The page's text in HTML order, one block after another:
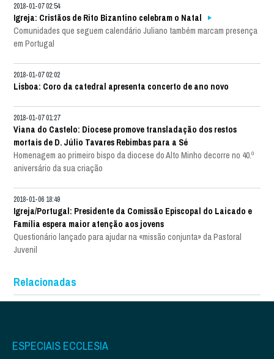
2018-01-07 02:54
Igreja: Cristãos de Rito Bizantino celebram o Natal
Comunidades que seguem calendário Juliano também marcam presença
em Portugal
2018-01-07 02:02
Lisboa: Coro da catedral apresenta concerto de ano novo
2018-01-07 01:27
Viana do Castelo: Diocese promove transladação dos restos
mortais de D. Júlio Tavares Rebimbas para a Sé
Homenagem ao primeiro bispo da diocese do Alto Minho decorre no 40.º
aniversário da sua criação
2018-01-06 18:49
Igreja/Portugal: Presidente da Comissão Episcopal do Laicado e
Família espera maior atenção aos jovens
Questionário lançado para ajudar na «missão conjunta» da Pastoral
Juvenil
Relacionadas
ESPECIAIS ECCLESIA